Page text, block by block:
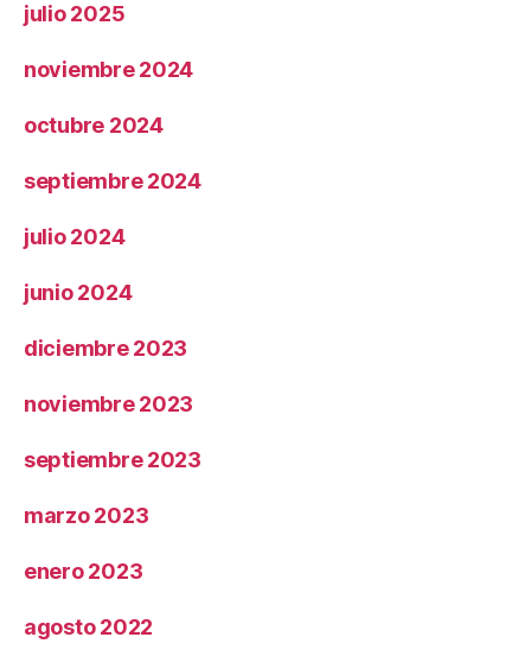
julio 2025
noviembre 2024
octubre 2024
septiembre 2024
julio 2024
junio 2024
diciembre 2023
noviembre 2023
septiembre 2023
marzo 2023
enero 2023
agosto 2022